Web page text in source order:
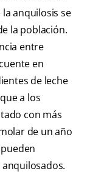
la anquilosis se
la población.
entre
en
de leche
a los
con más
de un año